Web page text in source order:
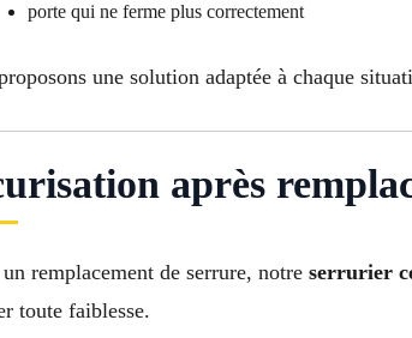
porte qui ne ferme plus correctement
une solution adaptée à chaque
après
remplacement de serrure, notre serrurier
toute faiblesse.